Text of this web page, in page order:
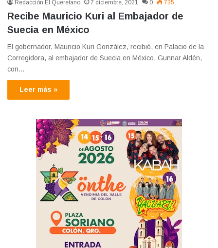
Redacción El Queretano 7 diciembre, 2021 0 735
Recibe Mauricio Kuri al Embajador de
Suecia en México
El gobernador, Mauricio Kuri González, recibió, en Palacio de la
Corregidora, al embajador de Suecia en México, Gunnar Aldén,
con…
Leer más »